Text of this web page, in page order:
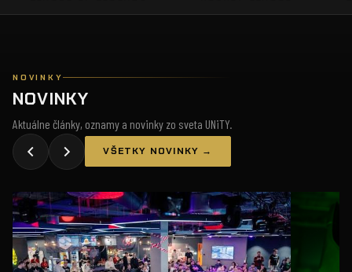
NOVINKY
NOVINKY
Aktuálne články, oznamy a novinky zo sveta UNiTY.
VŠETKY NOVINKY →